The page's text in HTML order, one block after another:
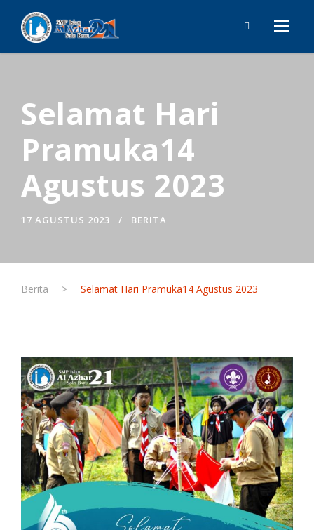
Selamat Hari
Pramuka14
Agustus 2023
17 AGUSTUS 2023 BERITA
Berita > Selamat Hari Pramuka14 Agustus 2023